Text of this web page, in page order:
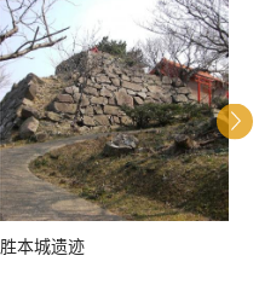
胜本城遗迹